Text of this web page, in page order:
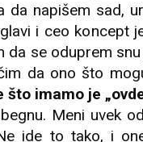
da napišem sad,
i ceo koncept
da se oduprem
da ono što
što imamo je
Meni uvek
ide to tako, i